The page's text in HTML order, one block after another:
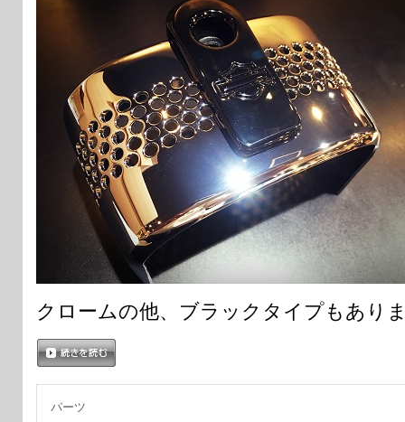
クロームの他、ブラックタイプもあり
パーツ